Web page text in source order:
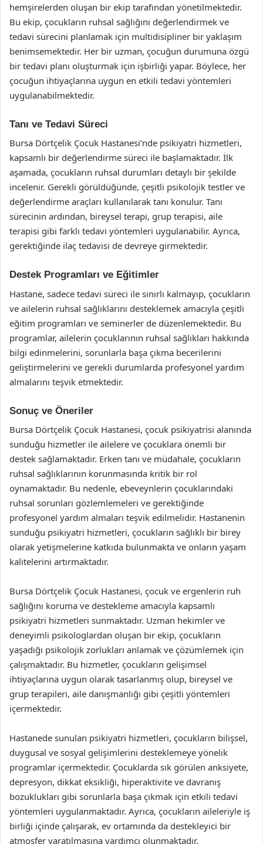
hemşirelerden oluşan bir ekip tarafından yönetilmektedir.
Bu ekip, çocukların ruhsal sağlığını değerlendirmek ve
tedavi sürecini planlamak için multidisipliner bir yaklaşım
benimsemektedir. Her bir uzman, çocuğun durumuna özgü
bir tedavi planı oluşturmak için işbirliği yapar. Böylece, her
çocuğun ihtiyaçlarına uygun en etkili tedavi yöntemleri
uygulanabilmektedir.
Tanı ve Tedavi Süreci
Bursa Dörtçelik Çocuk Hastanesi’nde psikiyatri hizmetleri,
kapsamlı bir değerlendirme süreci ile başlamaktadır. İlk
aşamada, çocukların ruhsal durumları detaylı bir şekilde
incelenir. Gerekli görüldüğünde, çeşitli psikolojik testler ve
değerlendirme araçları kullanılarak tanı konulur. Tanı
sürecinin ardından, bireysel terapi, grup terapisi, aile
terapisi gibi farklı tedavi yöntemleri uygulanabilir. Ayrıca,
gerektiğinde ilaç tedavisi de devreye girmektedir.
Destek Programları ve Eğitimler
Hastane, sadece tedavi süreci ile sınırlı kalmayıp, çocukların
ve ailelerin ruhsal sağlıklarını desteklemek amacıyla çeşitli
eğitim programları ve seminerler de düzenlemektedir. Bu
programlar, ailelerin çocuklarının ruhsal sağlıkları hakkında
bilgi edinmelerini, sorunlarla başa çıkma becerilerini
geliştirmelerini ve gerekli durumlarda profesyonel yardım
almalarını teşvik etmektedir.
Sonuç ve Öneriler
Bursa Dörtçelik Çocuk Hastanesi, çocuk psikiyatrisi alanında
sunduğu hizmetler ile ailelere ve çocuklara önemli bir
destek sağlamaktadır. Erken tanı ve müdahale, çocukların
ruhsal sağlıklarının korunmasında kritik bir rol
oynamaktadır. Bu nedenle, ebeveynlerin çocuklarındaki
ruhsal sorunları gözlemlemeleri ve gerektiğinde
profesyonel yardım almaları teşvik edilmelidir. Hastanenin
sunduğu psikiyatri hizmetleri, çocukların sağlıklı bir birey
olarak yetişmelerine katkıda bulunmakta ve onların yaşam
kalitelerini artırmaktadır.
Bursa Dörtçelik Çocuk Hastanesi, çocuk ve ergenlerin ruh
sağlığını koruma ve destekleme amacıyla kapsamlı
psikiyatri hizmetleri sunmaktadır. Uzman hekimler ve
deneyimli psikologlardan oluşan bir ekip, çocukların
yaşadığı psikolojik zorlukları anlamak ve çözümlemek için
çalışmaktadır. Bu hizmetler, çocukların gelişimsel
ihtiyaçlarına uygun olarak tasarlanmış olup, bireysel ve
grup terapileri, aile danışmanlığı gibi çeşitli yöntemleri
içermektedir.
Hastanede sunulan psikiyatri hizmetleri, çocukların bilişsel,
duygusal ve sosyal gelişimlerini desteklemeye yönelik
programlar içermektedir. Çocuklarda sık görülen anksiyete,
depresyon, dikkat eksikliği, hiperaktivite ve davranış
bozuklukları gibi sorunlarla başa çıkmak için etkili tedavi
yöntemleri uygulanmaktadır. Ayrıca, çocukların aileleriyle iş
birliği içinde çalışarak, ev ortamında da destekleyici bir
atmosfer yaratılmasına yardımcı olunmaktadır.